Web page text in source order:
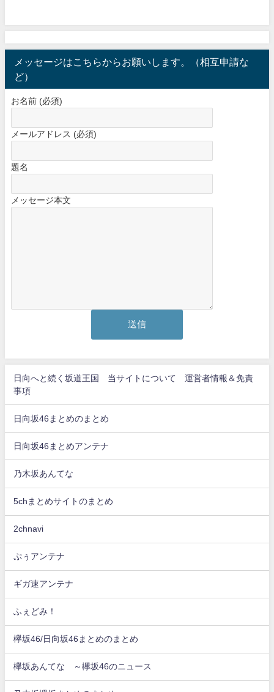
メッセージはこちらからお願いします。（相互申請な
ど）
お名前 (必須)
メールアドレス (必須)
題名
メッセージ本文
日向へと続く坂道王国 当サイトについて 運営者情報＆免責
事項
日向坂46まとめのまとめ
日向坂46まとめアンテナ
乃木坂あんてな
5chまとめサイトのまとめ
2chnavi
ぷぅアンテナ
ギガ速アンテナ
ふぇどみ！
欅坂46/日向坂46まとめのまとめ
欅坂あんてな ～欅坂46のニュース